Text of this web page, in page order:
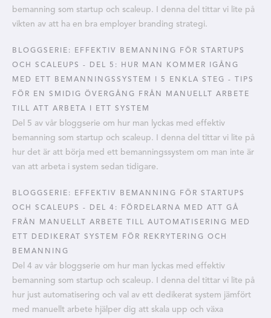
bemanning som startup och scaleup. I denna del tittar vi lite på
vikten av att ha en bra employer branding strategi.
BLOGGSERIE: EFFEKTIV BEMANNING FÖR STARTUPS
OCH SCALEUPS - DEL 5: HUR MAN KOMMER IGÅNG
MED ETT BEMANNINGSSYSTEM I 5 ENKLA STEG - TIPS
FÖR EN SMIDIG ÖVERGÅNG FRÅN MANUELLT ARBETE
TILL ATT ARBETA I ETT SYSTEM
Del 5 av vår bloggserie om hur man lyckas med effektiv
bemanning som startup och scaleup. I denna del tittar vi lite på
hur det är att börja med ett bemanningssystem om man inte är
van att arbeta i system sedan tidigare.
BLOGGSERIE: EFFEKTIV BEMANNING FÖR STARTUPS
OCH SCALEUPS - DEL 4: FÖRDELARNA MED ATT GÅ
FRÅN MANUELLT ARBETE TILL AUTOMATISERING MED
ETT DEDIKERAT SYSTEM FÖR REKRYTERING OCH
BEMANNING
Del 4 av vår bloggserie om hur man lyckas med effektiv
bemanning som startup och scaleup. I denna del tittar vi lite på
hur just automatisering och val av ett dedikerat system jämfört
med manuellt arbete hjälper dig att skala upp och växa